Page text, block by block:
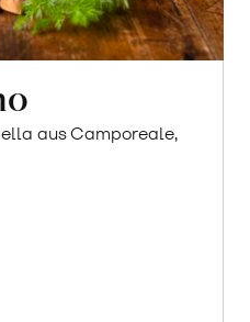
aus Camporeale,